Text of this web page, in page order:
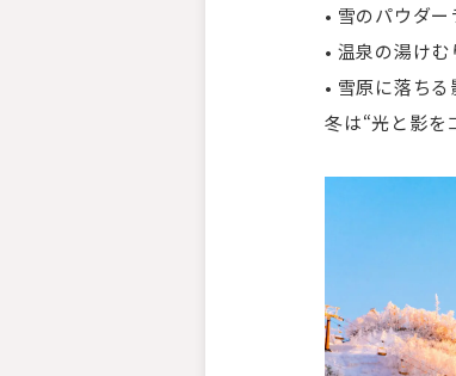
• 雪のパウダ
• 温泉の湯け
• 雪原に落ち
冬は“光と影を